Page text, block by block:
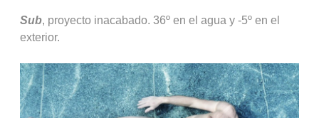
Sub, proyecto inacabado. 36º en el agua y -5º en el
exterior.